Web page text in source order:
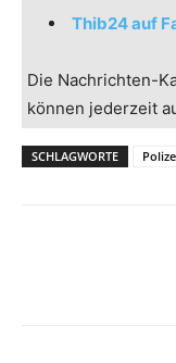
Thib24 auf
Die Nachrichten-
können jederzeit
SCHLAGWORTE